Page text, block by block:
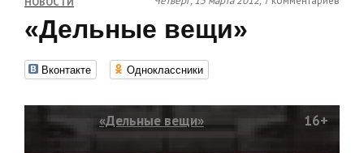
«Дельные вещи»
Вконтакте Одноклассники
«Дельные вещи» 16+